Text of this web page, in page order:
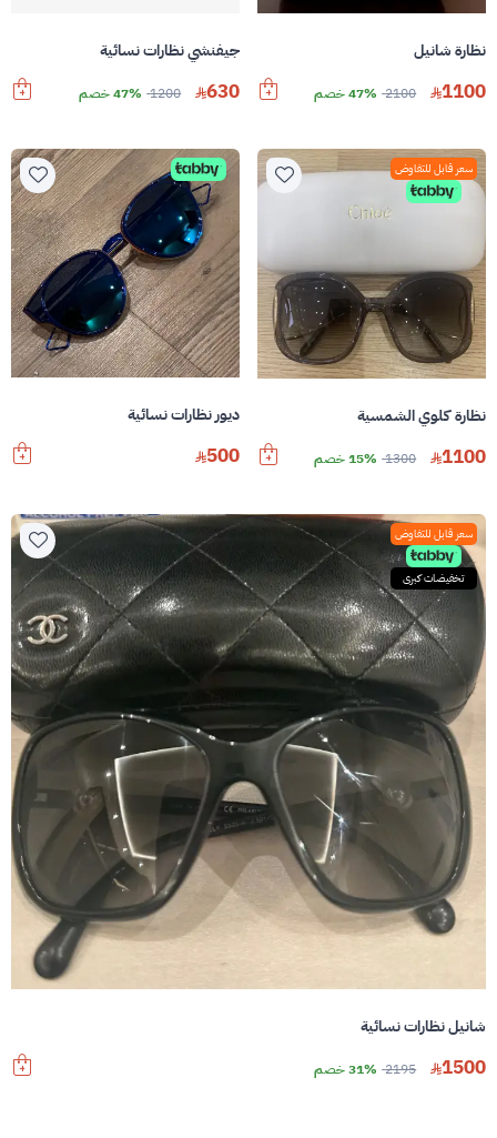
نظارة شانيل
1100
2100 47% خصم
جيفنشي نظارات نسائية
630
1200 47% خصم
سعر قابل للتفاوض
نظارة كلوي الشمسية
1100
1300 15% خصم
ديور نظارات نسائية
500
سعر قابل للتفاوض
تخفيضات كبرى
شانيل نظارات نسائية
1500
2195 31% خصم